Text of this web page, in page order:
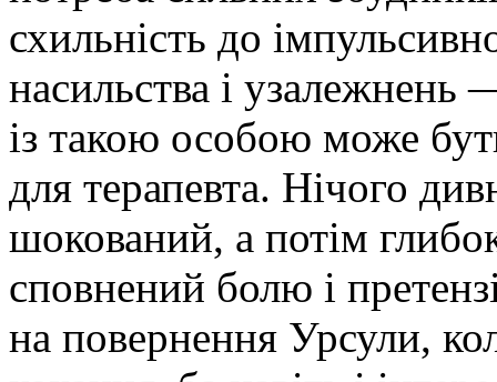
схильність до
насильства і
із такою особою може
для терапевта. Нічого
шокований, а потім
сповнений болю і
на повернення Урсули,